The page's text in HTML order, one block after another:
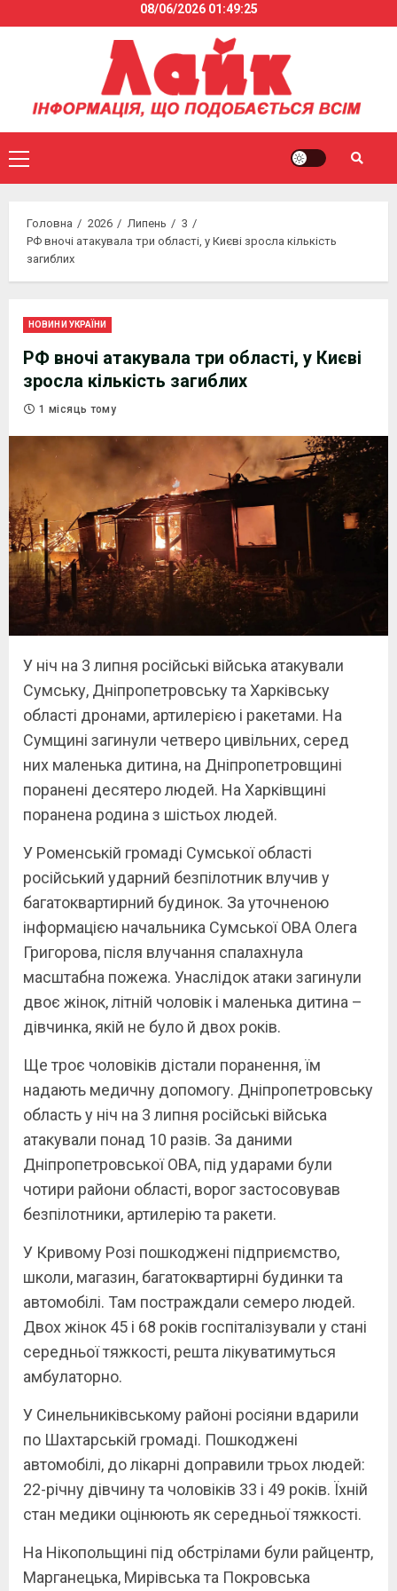
to
08/06/2026 01:49:26
Primary
Menu
Головна 2026 Липень
3
РФ вночі атакувала три області, у Києві зросла кількість
загиблих
НОВИНИ УКРАЇНИ
РФ вночі атакувала три області, у Києві
зросла кількість загиблих
1 місяць тому
У ніч на 3 липня російські війська атакували
Сумську, Дніпропетровську та Харківську
області дронами, артилерією і ракетами. На
Сумщині загинули четверо цивільних, серед
них маленька дитина, на Дніпропетровщині
поранені десятеро людей. На Харківщині
поранена родина з шістьох людей.
У Роменській громаді Сумської області
російський ударний безпілотник влучив у
багатоквартирний будинок. За уточненою
інформацією начальника Сумської ОВА Олега
Григорова, після влучання спалахнула
масштабна пожежа. Унаслідок атаки загинули
двоє жінок, літній чоловік і маленька дитина –
дівчинка, якій не було й двох років.
Ще троє чоловіків дістали поранення, їм
надають медичну допомогу. Дніпропетровську
область у ніч на 3 липня російські війська
атакували понад 10 разів. За даними
Дніпропетровської ОВА, під ударами були
чотири райони області, ворог застосовував
безпілотники, артилерію та ракети.
У Кривому Розі пошкоджені підприємство,
школи, магазин, багатоквартирні будинки та
автомобілі. Там постраждали семеро людей.
Двох жінок 45 і 68 років госпіталізували у стані
середньої тяжкості, решта лікуватимуться
амбулаторно.
У Синельниківському районі росіяни вдарили
по Шахтарській громаді. Пошкоджені
автомобілі, до лікарні доправили трьох людей:
22-річну дівчину та чоловіків 33 і 49 років. Їхній
стан медики оцінюють як середньої тяжкості.
На Нікопольщині під обстрілами були райцентр,
Марганецька, Мирівська та Покровська